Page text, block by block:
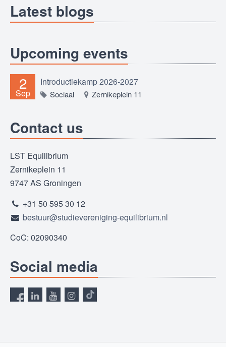
Latest blogs
Upcoming events
2
Sep
Introductiekamp 2026-2027
Sociaal Zernikeplein 11
Contact us
LST Equilibrium
Zernikeplein 11
9747 AS Groningen
+31 50 595 30 12
bestuur@studievereniging-equilibrium.nl
CoC: 02090340
Social media